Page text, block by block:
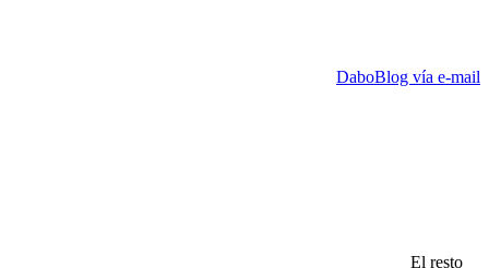
DaboBlog vía e-mail
El resto